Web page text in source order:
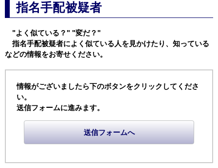
指名手配被疑者
"よく似ている？" "変だ？"
指名手配被疑者によく似ている人を見かけたり、知っている
などの情報をお寄せください。
情報がございましたら下のボタンをクリックしてくださ
い。
送信フォームに進みます。
送信フォームへ